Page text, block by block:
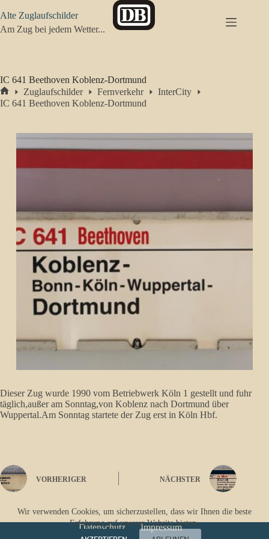
Inhalt
springen
Wir verwenden Cookies, um sicherzustellen, dass wir Ihnen die beste
Erfahrung auf unserer Website bieten.
Alte Zuglaufschilder
Am Zug bei jedem Wetter...
IC 641 Beethoven Koblenz-Dortmund
Start
Zuglaufschilder Fernverkehr
InterCity
IC 641 Beethoven Koblenz-Dortmund
Dieser Zug wurde 1990 vom Betriebwerk Köln 1 gestellt und fuhr
täglich,außer am Sonntag,von Koblenz nach Dortmund über
Wuppertal.Am Sonntag startete der Zug erst in Köln Hbf.
VORHERIGER NÄCHSTER
Datenschutz Impressum